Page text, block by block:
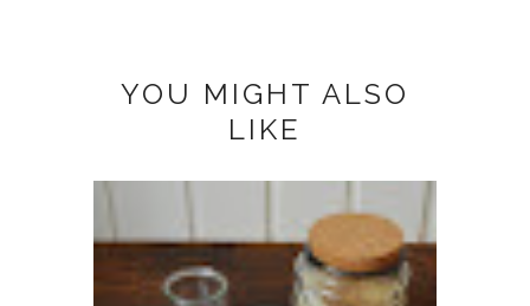
YOU MIGHT ALSO
LIKE